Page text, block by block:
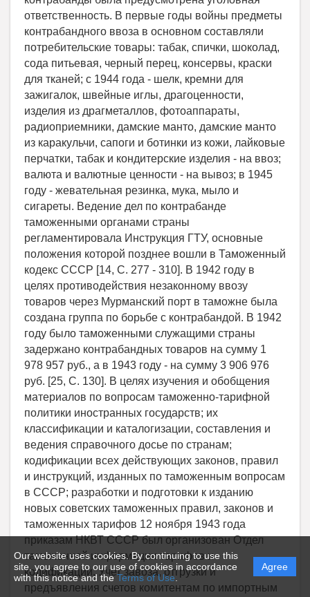
Our website uses cookies. By continuing to use this
site, you agree to our use of cookies in accordance
with this notice and theTerms of Use.
Agree